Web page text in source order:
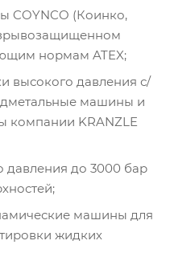
COYNCO (Коинко,
нормам ATEX;
высокого давления с/
машины и
KRANZLE
давления до 3000 бар
машины для
жидких